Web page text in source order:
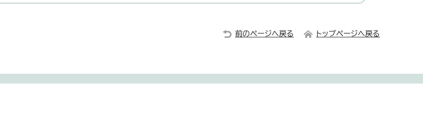
前のページへ戻る トップページへ戻る